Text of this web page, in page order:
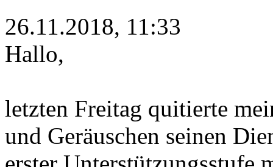
26.11.2018, 11:33
Hallo,
letzten Freitag quitierte
und Geräuschen seinen